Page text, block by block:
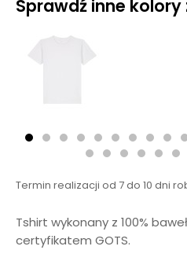
Sprawdź inne kolory
Termin realizacji od 7 do 10 dni
Tshirt wykonany z 100%
certyfikatem GOTS.